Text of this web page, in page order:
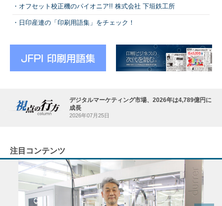
オフセット校正機のパイオニア!! 株式会社 下垣鉄工所
日印産連の「印刷用語集」をチェック！
デジタルマーケティング市場、2026年は4,789億円に
成長
2026年07月25日
注目コンテンツ